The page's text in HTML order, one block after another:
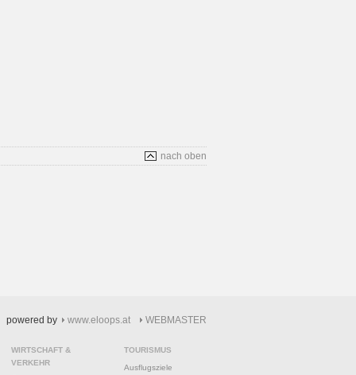
nach oben
powered by www.eloops.at WEBMASTER
WIRTSCHAFT &
VERKEHR
TOURISMUS
Ausflugsziele